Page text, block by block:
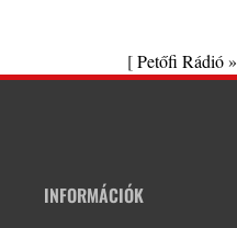
[Petőfi Rádió »
INFORMÁCIÓK